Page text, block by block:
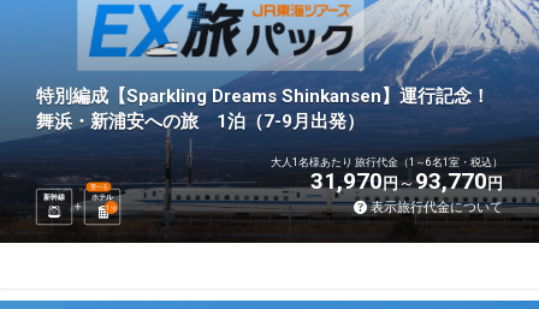
特別編成【Sparkling Dreams Shinkansen】運行記念！
舞浜・新浦安への旅 1泊（7-9月出発）
新幹線 ホテル
選べる
1 泊
大人1名様あたり 旅行代金（1～6名1室・税込）
31,970円 93,770円
表示旅行代金について